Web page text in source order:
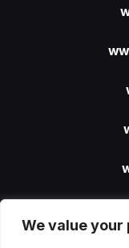
We value
Site